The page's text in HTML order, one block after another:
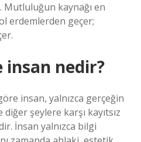
kaynağı en
erdemlerden geçer;
insan nedir?
insan, yalnızca gerçeğin
şeylere karşı kayıtsız
İnsan yalnızca bilgi